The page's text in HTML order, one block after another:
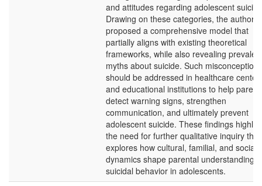
and attitudes regarding adolescent
Drawing on these categories, the authors
proposed a comprehensive model that
partially aligns with existing theoretical
frameworks, while also revealing
myths about suicide. Such misconceptions
should be addressed in healthcare
and educational institutions to help
detect warning signs, strengthen
communication, and ultimately prevent
adolescent suicide. These findings
the need for further qualitative inquiry that
explores how cultural, familial, and social
dynamics shape parental understandings
suicidal behavior in adolescents.